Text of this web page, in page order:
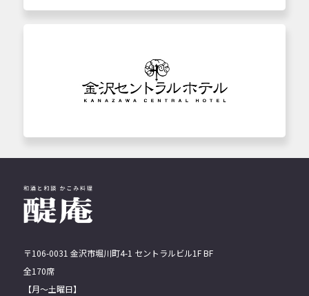
〒106-0031 ⾦沢市堀川町4-1 セントラルビル1F BF
全170席
【月〜土曜日】